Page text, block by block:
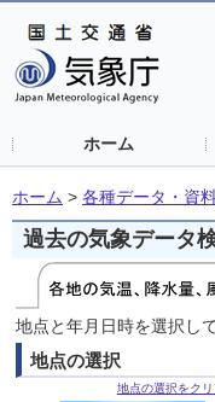
ホーム
ホーム > 各種データ・資
過去の気象データ
地点と年月日時を選択し
地点の選択
地点の選択をクリ